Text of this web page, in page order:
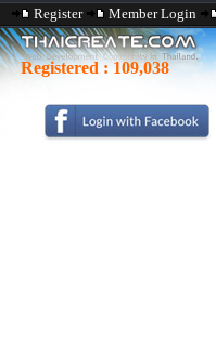
Register Member Login
Registered : 109,038